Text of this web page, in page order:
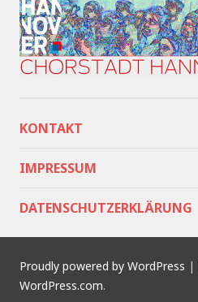
KONTAKT
IMPRESSUM
DATENSCHUTZERKLÄRUNG
Proudly powered by WordPress |
WordPress.com.